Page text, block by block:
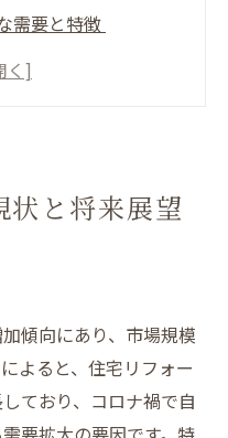
需要と特徴
フォーム事例の紹介
づく成功・失敗事例
特別な注意点とは？
費用の目安
しないためのポイン
状と将来展望
傾向にあり、市場規模
よると、住宅リフォー
ており、コロナ禍で自